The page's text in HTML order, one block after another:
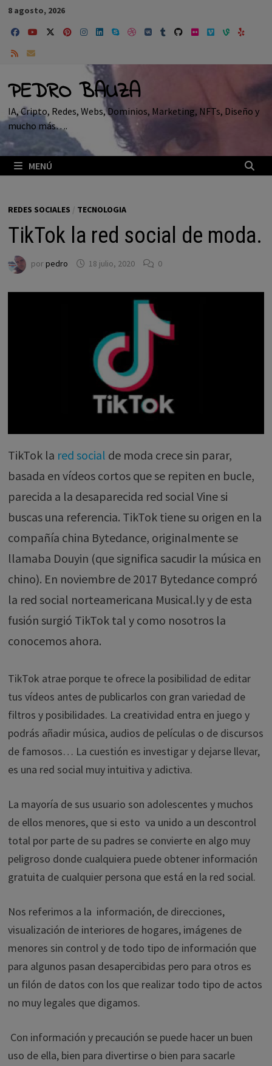
Saltar
contenido
8 agosto, 2026
PEDRO BAUZA
IA, Cripto, Redes, Webs, Dominios, Marketing, NFTs, Diseño y
mucho más….
MENÚ
REDES SOCIALES / TECNOLOGIA
TikTok la red social de moda.
porpedro 18 julio, 2020 0
TikTok la red social de moda crece sin parar,
basada en vídeos cortos que se repiten en bucle,
parecida a la desaparecida red social Vine si
buscas una referencia. TikTok tiene su origen en la
compañía china Bytedance, originalmente se
llamaba Douyin (que significa sacudir la música en
chino). En noviembre de 2017 Bytedance compró
la red social norteamericana Musical.ly y de esta
fusión surgió TikTok tal y como nosotros la
conocemos ahora.
TikTok atrae porque te ofrece la posibilidad de editar
tus vídeos antes de publicarlos con gran variedad de
filtros y posibilidades. La creatividad entra en juego y
podrás añadir música, audios de películas o de discursos
de famosos… La cuestión es investigar y dejarse llevar,
es una red social muy intuitiva y adictiva.
La mayoría de sus usuario son adolescentes y muchos
de ellos menores, que si esto va unido a un descontrol
total por parte de su padres se convierte en algo muy
peligroso donde cualquiera puede obtener información
gratuita de cualquier persona que está en la red social.
Nos referimos a la información, de direcciones,
visualización de interiores de hogares, imágenes de
menores sin control y de todo tipo de información que
para algunos pasan desapercibidas pero para otros es
un filón de datos con los que realizar todo tipo de actos
no muy legales que digamos.
Con información y precaución se puede hacer un buen
uso de ella, bien para divertirse o bien para sacarle